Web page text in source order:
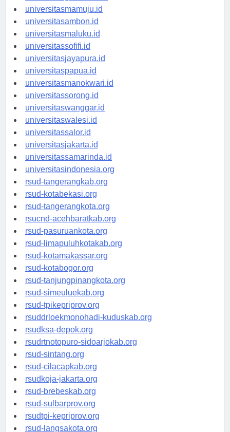
universitasgorontalo.id
universitasmamuju.id
universitasambon.id
universitasmaluku.id
universitassofifi.id
universitasjayapura.id
universitaspapua.id
universitasmanokwari.id
universitassorong.id
universitaswanggar.id
universitaswalesi.id
universitassalor.id
universitasjakarta.id
universitassamarinda.id
universitasindonesia.org
rsud-tangerangkab.org
rsud-kotabekasi.org
rsud-tangerangkota.org
rsucnd-acehbaratkab.org
rsud-pasuruankota.org
rsud-limapuluhkotakab.org
rsud-kotamakassar.org
rsud-kotabogor.org
rsud-tanjungpinangkota.org
rsud-simeuluekab.org
rsud-tpikepriprov.org
rsuddrloekmonohadi-kuduskab.org
rsudksa-depok.org
rsudrtnotopuro-sidoarjokab.org
rsud-sintang.org
rsud-cilacapkab.org
rsudkoja-jakarta.org
rsud-brebeskab.org
rsud-sulbarprov.org
rsudtpi-kepriprov.org